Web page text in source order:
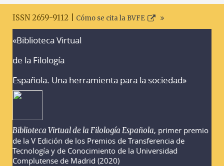
ISSN 2659-9112 | Cómo se cita la BVFE
«Biblioteca Virtual
de la Filología
Española. Una herramienta para la sociedad»
Biblioteca Virtual de la Filología Española, primer premio
de la V Edición de los Premios de Transferencia de
Tecnología y de Conocimiento de la Universidad
Complutense de Madrid (2020)